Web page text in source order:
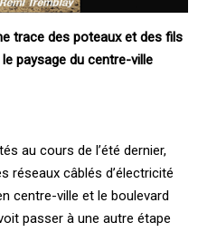
trace des poteaux et des fils
paysage du centre-ville
au cours de l’été dernier,
réseaux câblés d’électricité
centre-ville et le boulevard
passer à une autre étape